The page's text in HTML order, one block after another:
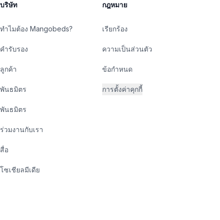
บริษัท
ทำไมต้อง Mangobeds?
คำรับรอง
ลูกค้า
พันธมิตร
พันธมิตร
ร่วมงานกับเรา
สื่อ
โซเชียลมีเดีย
กฎหมาย
เรียกร้อง
ความเป็นส่วนตัว
ข้อกำหนด
การตั้งค่าคุกกี้